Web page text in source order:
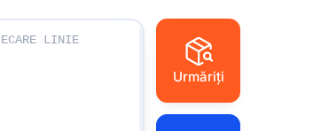
Urmăriți